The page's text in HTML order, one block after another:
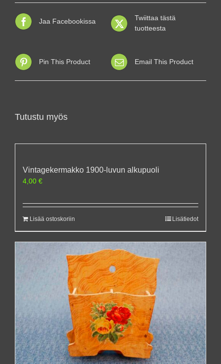
Jaa Facebookissa
Twiittaa tästä
tuotteesta
Pin This Product Email This Product
Tutustu myös
Vintagekermakko 1900-luvun alkupuoli
4,00 €
Lisää ostoskoriin Lisätiedot